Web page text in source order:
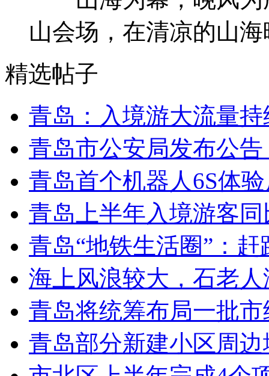
山会场，在清凉的山
精选帖子
青岛：入境游大流量
青岛市公安局发布公
青岛首个机器人6S体
青岛上半年入境游客同
青岛“地铁生活圈”：赶
海上风浪较大，石老
青岛将统筹布局一批市
青岛部分新建小区周